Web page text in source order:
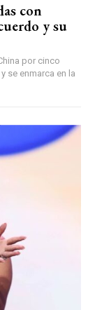
con
y su
por cinco
se enmarca en la